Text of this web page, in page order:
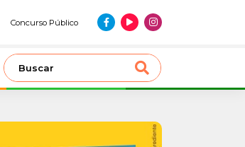
Concurso Público